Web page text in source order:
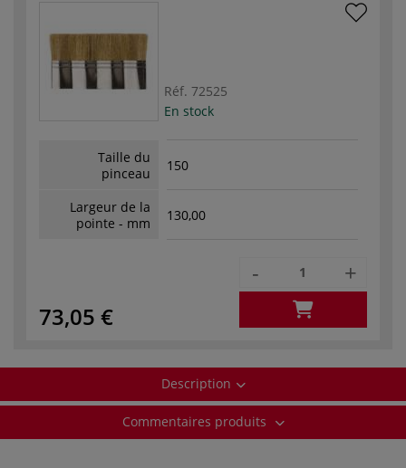
Réf. 72525
En stock
Taille du
pinceau
150
Largeur de la
pointe - mm
130,00
73,05 €
- +
Description
Commentaires produits